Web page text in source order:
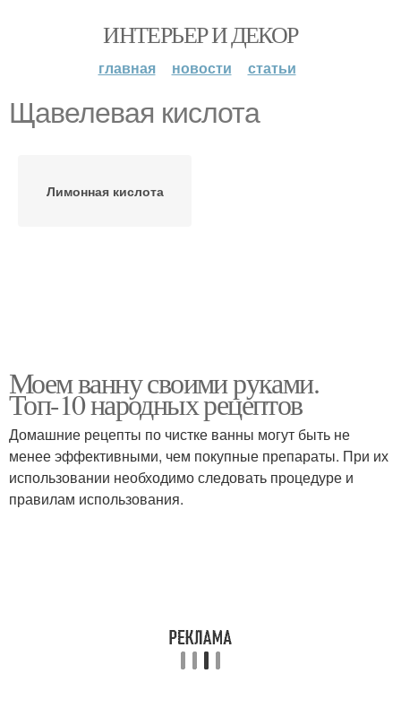
ИНТЕРЬЕР И ДЕКОР
главная новости статьи
Щавелевая кислота
Лимонная кислота
Моем ванну своими руками.
Топ-10 народных рецептов
Домашние рецепты по чистке ванны могут быть не
менее эффективными, чем покупные препараты. При их
использовании необходимо следовать процедуре и
правилам использования.